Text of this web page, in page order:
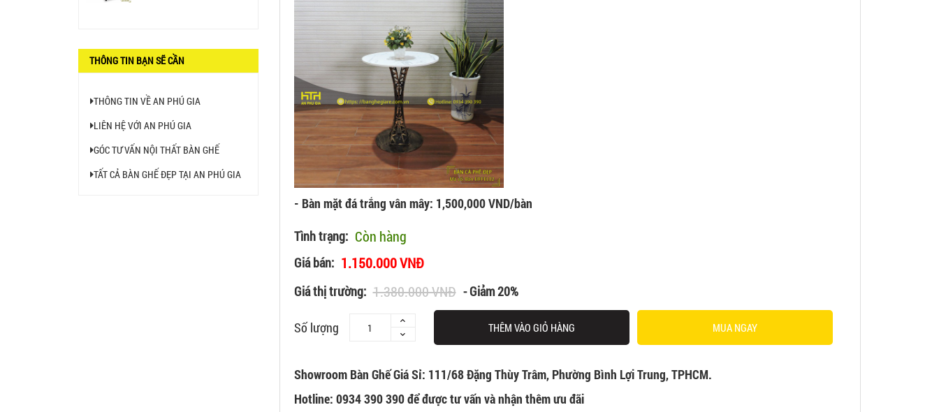
- Bàn mặt đá trắng vân mây: 1,500,000 VND/bàn
Tình trạng: Còn hàng
Giá bán: 1.150.000 VNĐ
Giá thị trường: 1.380.000 VNĐ - Giảm 20%
Số lượng THÊM VÀO GIỎ HÀNG MUA NGAY
Showroom Bàn Ghế Giá Sỉ: 111/68 Đặng Thùy Trâm, Phường Bình Lợi Trung, TPHCM.
Hotline: 0934 390 390 để được tư vấn và nhận thêm ưu đãi
THÔNG TIN BẠN SẼ CẦN
THÔNG TIN VỀ AN PHÚ GIA
LIÊN HỆ VỚI AN PHÚ GIA
GÓC TƯ VẤN NỘI THẤT BÀN GHẾ
TẤT CẢ BÀN GHẾ ĐẸP TẠI AN PHÚ GIA